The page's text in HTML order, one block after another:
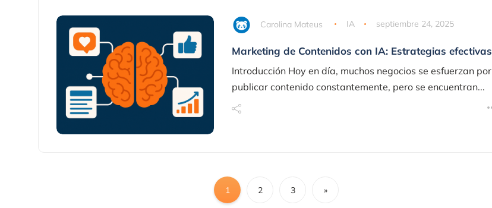
Carolina Mateus IA septiembre 24, 2025
Marketing de Contenidos con IA: Estrategias efectivas
Introducción Hoy en día, muchos negocios se esfuerzan por
publicar contenido constantemente, pero se encuentran...
1 2 3 »